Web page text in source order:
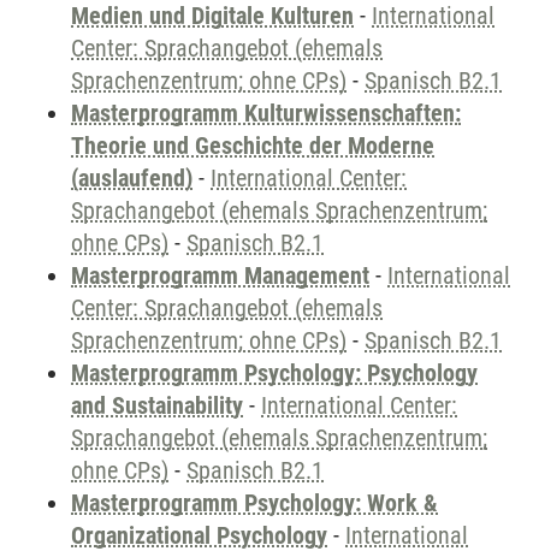
Medien und Digitale Kulturen - International
Center: Sprachangebot (ehemals
Sprachenzentrum; ohne CPs) - Spanisch B2.1
Masterprogramm Kulturwissenschaften:
Theorie und Geschichte der Moderne
(auslaufend) - International Center:
Sprachangebot (ehemals Sprachenzentrum;
ohne CPs) - Spanisch B2.1
Masterprogramm Management - International
Center: Sprachangebot (ehemals
Sprachenzentrum; ohne CPs) - Spanisch B2.1
Masterprogramm Psychology: Psychology
and Sustainability - International Center:
Sprachangebot (ehemals Sprachenzentrum;
ohne CPs) - Spanisch B2.1
Masterprogramm Psychology: Work &
Organizational Psychology - International